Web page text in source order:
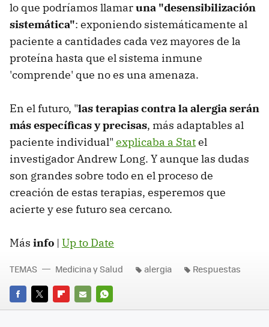
lo que podríamos llamaruna "desensibilización
sistemática": exponiendo sistemáticamente al
paciente a cantidades cada vez mayores de la
proteína hasta que el sistema inmune
'comprende' que no es una amenaza.
En el futuro, "las terapias contra la alergia serán
más específicas y precisas, más adaptables al
paciente individual" explicaba a Statel
investigador Andrew Long. Y aunque las dudas
son grandes sobre todo en el proceso de
creación de estas terapias, esperemos que
acierte y ese futuro sea cercano.
Más info | Up to Date
FACEBOOK
TWITTERFLIPBOARD
E-
WHATSAPP
TEMAS Medicina y Salud alergia Respuestas